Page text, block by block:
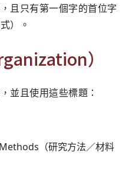
且只有第一個字的首位字
）。
）
並且使用這些標題：
（研究方法／材料